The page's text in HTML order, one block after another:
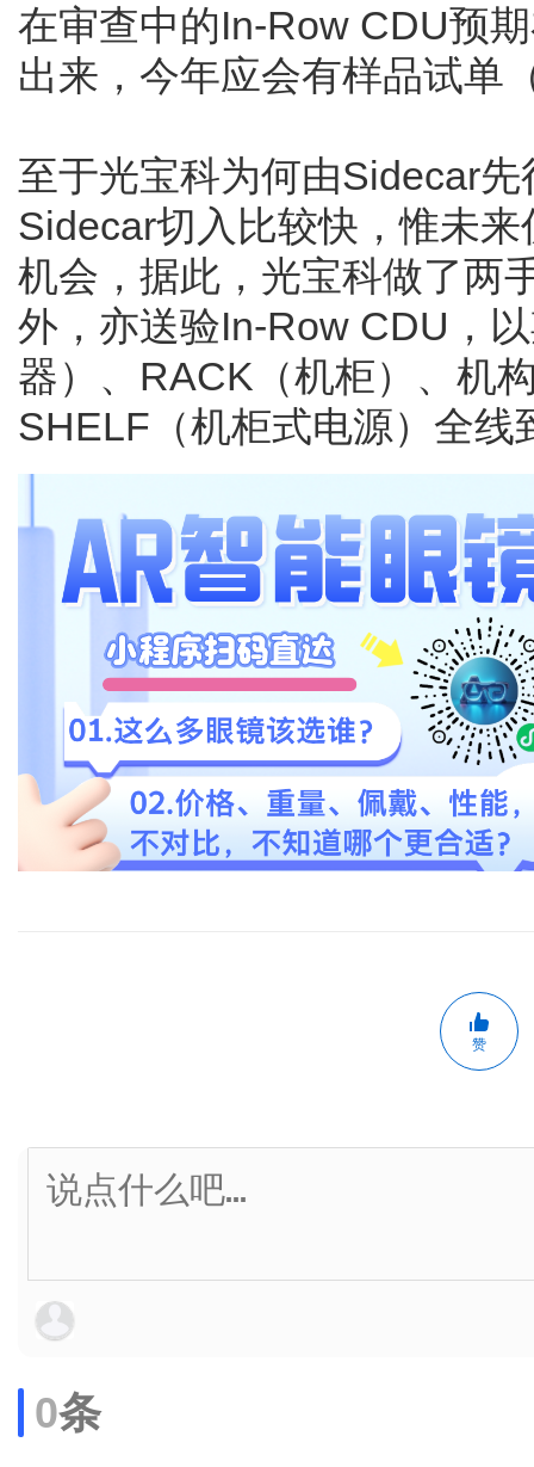
在审查中的In-Row CDU预
出来，今年应会有样品试单
至于光宝科为何由Sidecar
Sidecar切入比较快，惟未
机会，据此，光宝科做了两
外，亦送验In-Row CDU，
器）、RACK（机柜）、机
SHELF（机柜式电源）全线
赞
0条